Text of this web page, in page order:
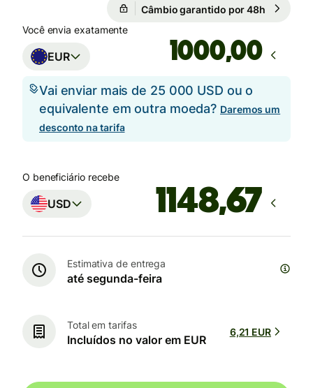
Câmbio garantido por 48h
Você envia exatamente
EUR ,00
Vai enviar mais de 25 000 USD ou o
equivalente em outra moeda? Daremos um
desconto na tarifa
O beneficiário recebe
USD
Estimativa de entrega
até segunda-feira
Total em tarifas
Incluídos no valor em EUR
6,21 EUR